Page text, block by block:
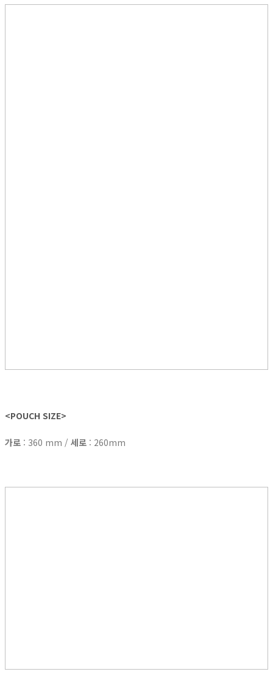
<POUCH SIZE>
가로 : 360 mm / 세로 : 260mm